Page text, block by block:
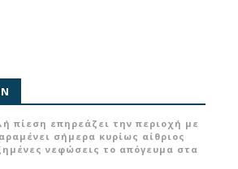
πίεση επηρεάζει την περιοχή με
σήμερα κυρίως αίθριος
νεφώσεις το απόγευμα στα